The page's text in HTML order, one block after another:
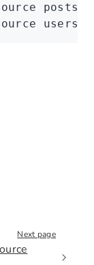
users
Next page